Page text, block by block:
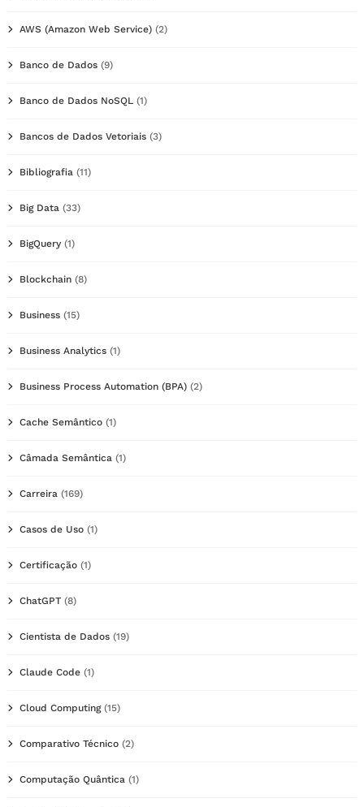
AWS (Amazon Web Service) (2)
Banco de Dados (9)
Banco de Dados NoSQL (1)
Bancos de Dados Vetoriais (3)
Bibliografia (11)
Big Data (33)
BigQuery (1)
Blockchain (8)
Business (15)
Business Analytics (1)
Business Process Automation (BPA) (2)
Cache Semântico (1)
Câmada Semântica (1)
Carreira (169)
Casos de Uso (1)
Certificação (1)
ChatGPT (8)
Cientista de Dados (19)
Claude Code (1)
Cloud Computing(15)
Comparativo Técnico (2)
Computação Quântica (1)